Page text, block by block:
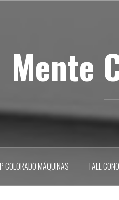
Mente
COLORADO MÁQUINAS FALE